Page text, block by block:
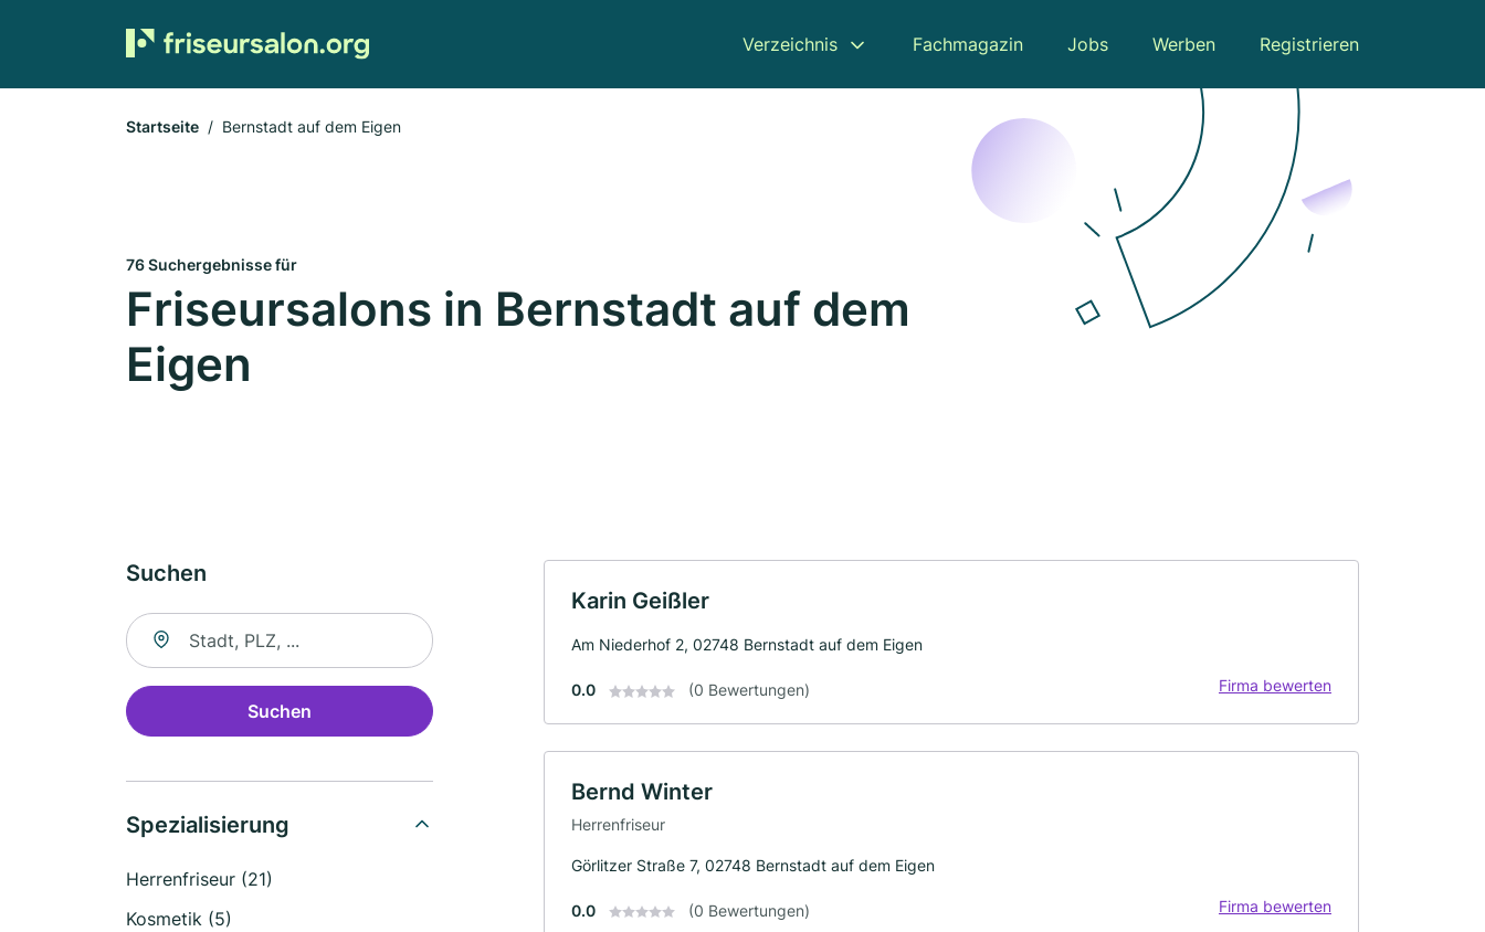
Verzeichnis Fachmagazin Jobs Werben Registrieren
Startseite Bernstadt auf dem Eigen
76 Suchergebnisse für
Friseursalons in Bernstadt auf dem
Eigen
Suchen
Suche nach Ort
Suchen
Spezialisierung
Herrenfriseur (21)
Kosmetik (5)
Karin Geißler
Am Niederhof 2, 02748 Bernstadt auf dem Eigen
0.0 (0 Bewertungen) Firma bewerten
Bernd Winter
Herrenfriseur
Görlitzer Straße 7, 02748 Bernstadt auf dem Eigen
0.0 (0 Bewertungen) Firma bewerten